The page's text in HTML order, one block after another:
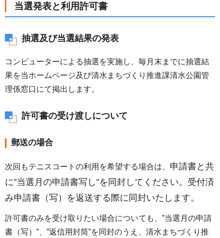
当選発表と利用許可書
抽選及び当選結果の発表
コンピューターによる抽選を実施し、毎月末までに抽選結
果を当ホームページ及び清水まちづくり推進課清水公園管
理係窓口にて掲出します。
許可書の受け渡しについて
郵送の場合
次回もテニスコートの利用を希望する場合は、 申請書と共
に”当選月の申請書写し”を同封してください。受付済
み申請書（写）を返送する際に同封いたします。
許可書のみを受け取りたい場合についても、”当選月の申請
書（写）​​​​​​”、”返信用封筒”を同封のうえ、清水まちづくり推